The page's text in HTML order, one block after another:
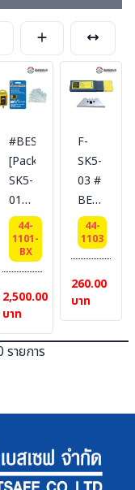
#BESTSAFE
[Packging]F-
SK5-
01
HEAVY
DUTY
ใบมีด
นิรภัย
แบบ
ตรง :
100
Pcs
FERRET
44-
1101-
BX
2,500.00
บาท
F-
SK5-
03 #
BESTSAFE
ใบมีด
คัต
เตอร์
ที่ใช้
สำหรับ
รุ่น
BEST
[Easy
[1
แพ็ค
44-
1103
260.00
บาท
ายการ